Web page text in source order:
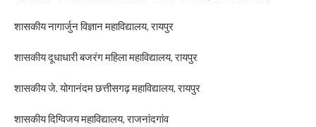
शासकीय नागार्जुन विज्ञान महाविद्यालय, रायपुर
शासकीय दूधाधारी बजरंग महिला महाविद्यालय, रायपुर
शासकीय जे. योगानंदम छत्तीसगढ़ महाविद्यालय, रायपुर
शासकीय दिग्विजय महाविद्यालय, राजनांदगांव